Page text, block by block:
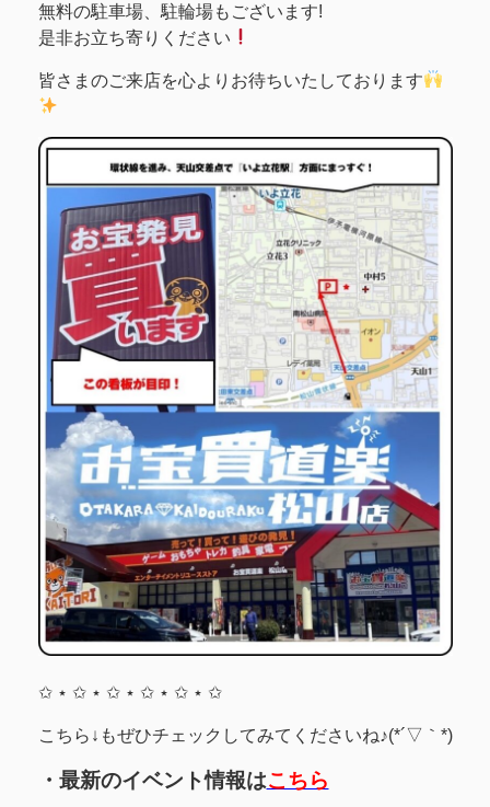
無料の駐車場、駐輪場もございます!
是非お立ち寄りください
皆さまのご来店を心よりお待ちいたしております
✩ ⋆ ✩ ⋆ ✩ ⋆ ✩ ⋆ ✩ ⋆ ✩
こちら↓もぜひチェックしてみてくださいね♪(*´▽｀*)
・最新のイベント情報はこちら